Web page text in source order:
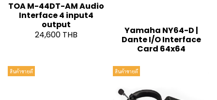
TOA M-44DT-AM Audio
Interface 4 input4
output
24,600 THB
Yamaha NY64-D |
Dante I/O Interface
Card 64x64
สินค้าขายดี สินค้าขายดี